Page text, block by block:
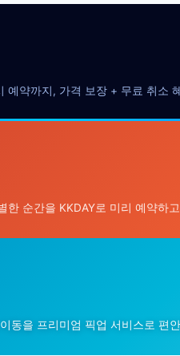
약까지, 가격 보장 + 무료 취소
순간을 KKDAY로 미리 예약하
동을 프리미엄 픽업 서비스로 편